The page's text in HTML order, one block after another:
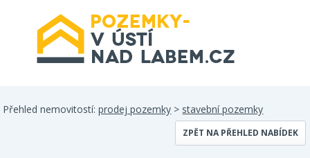
Přehled nemovitostí:prodej pozemky > stavební pozemky
ZPĚT NA PŘEHLED NABÍDEK